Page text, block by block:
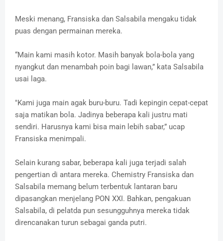
Meski menang, Fransiska dan Salsabila mengaku tidak
puas dengan permainan mereka.
“Main kami masih kotor. Masih banyak bola-bola yang
nyangkut dan menambah poin bagi lawan,” kata Salsabila
usai laga.
"Kami juga main agak buru-buru. Tadi kepingin cepat-cepat
saja matikan bola. Jadinya beberapa kali justru mati
sendiri. Harusnya kami bisa main lebih sabar,” ucap
Fransiska menimpali.
Selain kurang sabar, beberapa kali juga terjadi salah
pengertian di antara mereka. Chemistry Fransiska dan
Salsabila memang belum terbentuk lantaran baru
dipasangkan menjelang PON XXI. Bahkan, pengakuan
Salsabila, di pelatda pun sesungguhnya mereka tidak
direncanakan turun sebagai ganda putri.